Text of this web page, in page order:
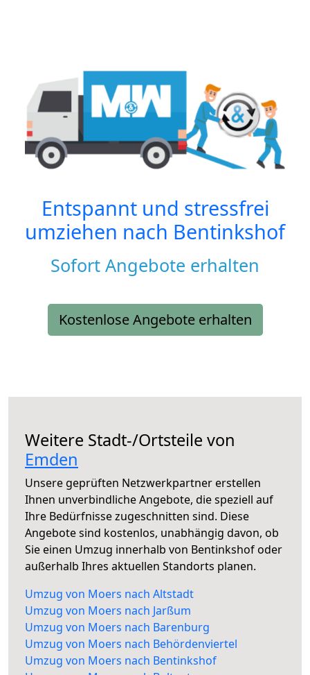
Entspannt und stressfrei
umziehen nach Bentinkshof
Sofort Angebote erhalten
Kostenlose Angebote erhalten
Weitere Stadt-/Ortsteile von
Emden
Unsere geprüften Netzwerkpartner erstellen
Ihnen unverbindliche Angebote, die speziell auf
Ihre Bedürfnisse zugeschnitten sind. Diese
Angebote sind kostenlos, unabhängig davon, ob
Sie einen Umzug innerhalb von Bentinkshof oder
außerhalb Ihres aktuellen Standorts planen.
Umzug von Moers nach Altstadt
Umzug von Moers nach Jarßum
Umzug von Moers nach Barenburg
Umzug von Moers nach Behördenviertel
Umzug von Moers nach Bentinkshof